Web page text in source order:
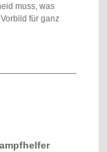
muss, was
für ganz